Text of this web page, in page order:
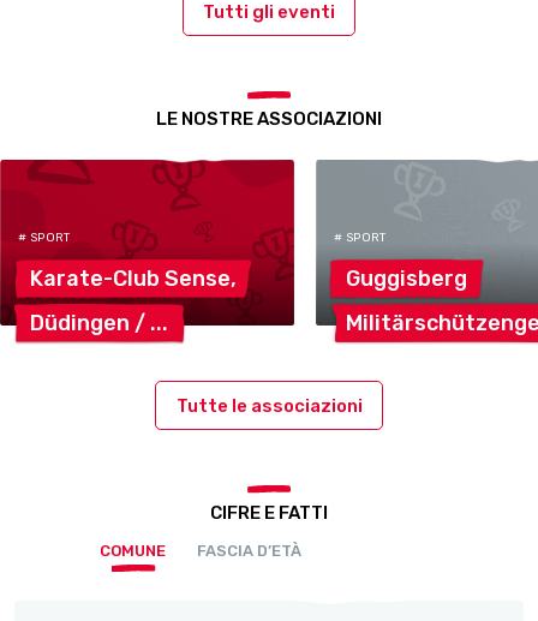
Tutti gli eventi
LE NOSTRE ASSOCIAZIONI
# SPORT
Karate-Club Sense,
Düdingen /
# SPORT
Guggisberg
Tutte le associazioni
CIFRE E FATTI
COMUNE FASCIA D’ETÀ